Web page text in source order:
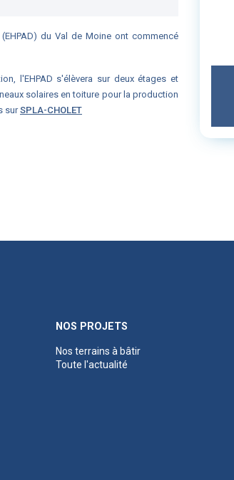
du Val de Moine ont commencé
l'EHPAD s'élèvera sur deux étages et
solaires en toiture pour la production
surSPLA-CHOLET
NOS PROJETS
Nos terrains à bâtir
Toute l'actualité